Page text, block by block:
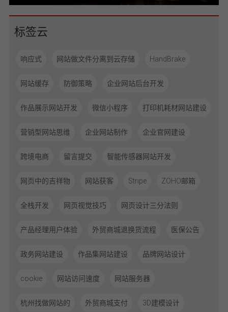
标签云
响应式 网站做文件分离到云存储 HandBrake
网站缓存 防御策略 企业网站后台开发
作品展示网站开发 微信小程序 打印机耗材网站建设
营销型网站思维 企业网站制作 企业官网建设
跨境电商 留言提交 智能传感器网站开发
网页中的吉祥物 网站获客 Stripe ZOHO邮箱
全栈开发 网页视觉技巧 网页设计三分法则
产品经理用户体验 外贸商城退换货流程 医保公告
政务网站建设 作品集网站建设 品牌网站设计
cookie 网站访问速度 网站服务器
杭州找做网站的 外贸商城支付 3D建模设计